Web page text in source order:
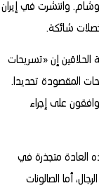
وانتشرت في إيران
شائكة.
إن «تسريحات
المقصودة تحديدا.
على إجراء
العادة متجذرة في
أما الصالونات